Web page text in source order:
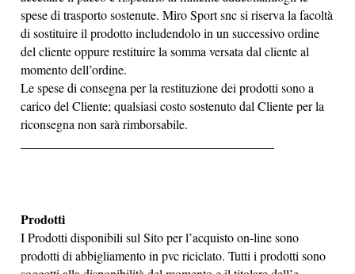
spese di trasporto sostenute.Miro Sport sncsi riserva la facoltà
di sostituire il prodotto includendolo in un successivo ordine
del cliente oppure restituire la somma versata dal cliente al
momento dell’ordine.
Le spese di consegna per la restituzione dei prodotti sono a
carico del Cliente; qualsiasi costo sostenuto dal Cliente per la
riconsegna non sarà rimborsabile.
Prodotti
I Prodotti disponibili sul Sito per l’acquisto on-line sono
prodotti di abbigliamento in pvc riciclato. Tutti i prodotti sono